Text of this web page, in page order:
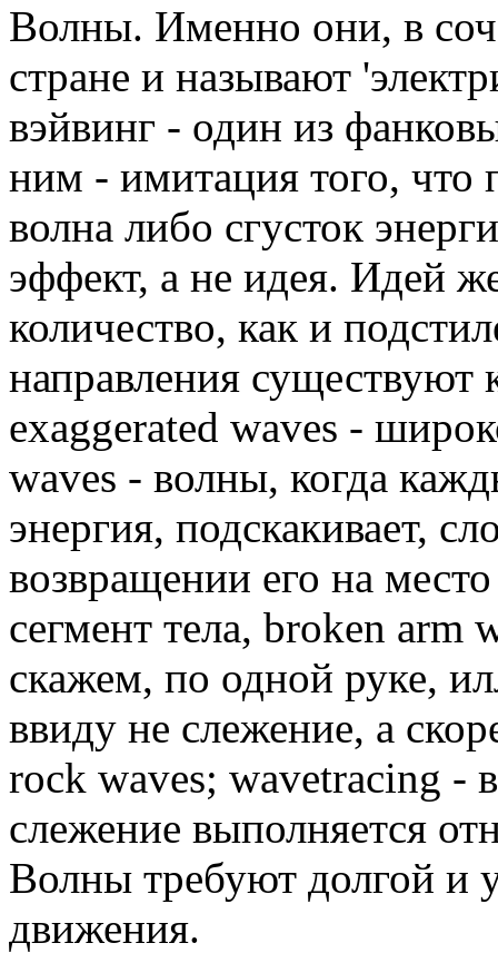
Волны. Именно они, в
стране и называют
вэйвинг - один из
ним - имитация того, что
волна либо сгусток
эффект, а не идея. Идей
количество, как и
направления
exaggerated waves -
waves - волны, когда
энергия, подскакивает,
возвращении его на
сегмент тела, broken arm
скажем, по одной руке,
ввиду не слежение, а
rock waves; wavetracing -
слежение выполняется
Волны требуют долгой и
движения.